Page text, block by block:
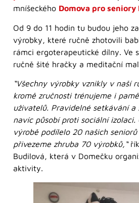
mníšeckého Domova pro seniory
Od 9 do 11 hodin tu budou jeho
výrobky, které ručně zhotovili
rámci ergoterapeutické dílny. Ve
ručně šité hračky a meditační
“Všechny výrobky vznikly v naší
kromě zručnosti trénujeme i
uživatelů. Pravidelné setkávání a
navíc působí proti sociální izolaci.
výrobě podílelo 20 našich
přivezeme zhruba 70 výrobků,“
Budilová, která v Domečku
aktivity.